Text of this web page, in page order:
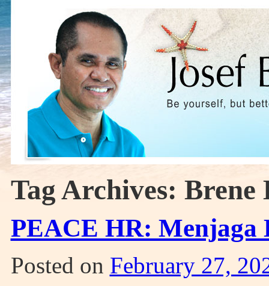
Tag Archives: Brene
PEACE HR: Menjaga
Posted on February 27,